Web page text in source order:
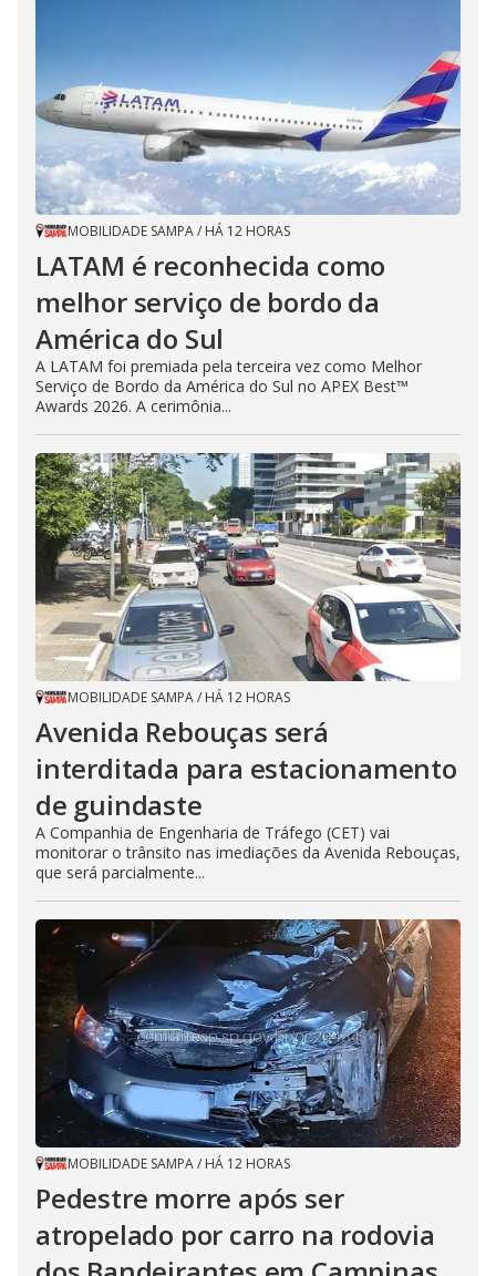
MOBILIDADE SAMPA/ HÁ 12 HORAS
LATAM é reconhecida como
melhor serviço de bordo da
América do Sul
A LATAM foi premiada pela terceira vez como Melhor
Serviço de Bordo da América do Sul no APEX Best™
Awards 2026. A cerimônia...
MOBILIDADE SAMPA/ HÁ 12 HORAS
Avenida Rebouças será
interditada para estacionamento
de guindaste
A Companhia de Engenharia de Tráfego (CET) vai
monitorar o trânsito nas imediações da Avenida Rebouças,
que será parcialmente...
MOBILIDADE SAMPA/ HÁ 12 HORAS
Pedestre morre após ser
atropelado por carro na rodovia